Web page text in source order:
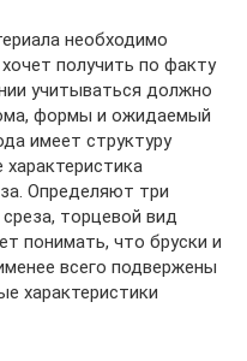
необходимо
получить по факту
учитываться должно
формы и ожидаемый
имеет структуру
Определяют три
торцевой вид
понимать, что бруски и
всего подвержены
характеристики